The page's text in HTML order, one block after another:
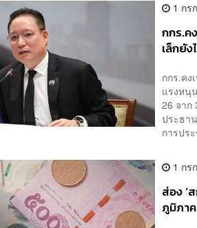
1 กร
กกร.ค
เล็กยั
กกร.คง
แรงหนุ
26 จา
ประธา
การปร
1 กร
ส่อง ‘
ภูมิภาค